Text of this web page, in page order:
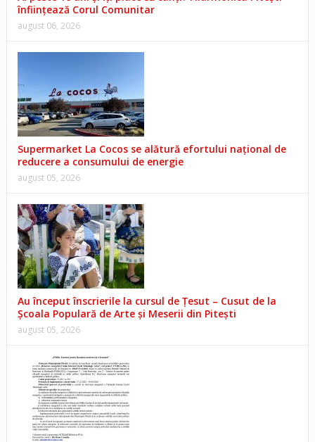
înființează Corul Comunitar
august 06, 2026
Supermarket La Cocos se alătură efortului național de
reducere a consumului de energie
august 05, 2026
Au început înscrierile la cursul de Țesut – Cusut de la
Școala Populară de Arte și Meserii din Pitești
august 05, 2026